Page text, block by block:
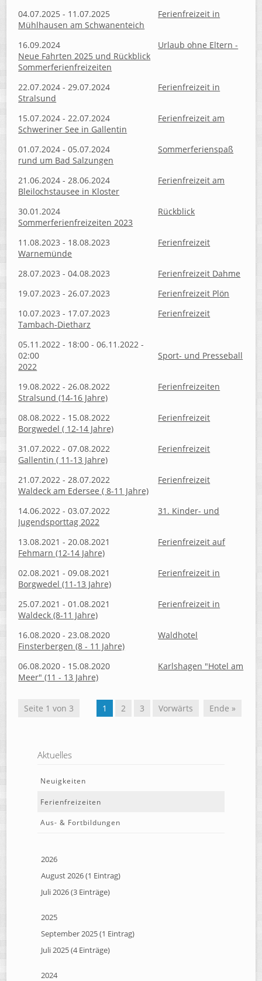
04.07.2025 - 11.07.2025
Ferienfreizeit in
Mühlhausen am Schwanenteich
16.09.2024
Urlaub ohne Eltern -
Neue Fahrten 2025 und Rückblick
Sommerferienfreizeiten
22.07.2024 - 29.07.2024
Ferienfreizeit in
Stralsund
15.07.2024 - 22.07.2024
Ferienfreizeit am
Schweriner See in Gallentin
01.07.2024 - 05.07.2024
Sommerferienspaß
rund um Bad Salzungen
21.06.2024 - 28.06.2024
Ferienfreizeit am
Bleilochstausee in Kloster
30.01.2024
Rückblick
Sommerferienfreizeiten 2023
11.08.2023 - 18.08.2023
Ferienfreizeit
Warnemünde
28.07.2023 - 04.08.2023
Ferienfreizeit Dahme
19.07.2023 - 26.07.2023
Ferienfreizeit Plön
10.07.2023 - 17.07.2023
Ferienfreizeit
Tambach-Dietharz
05.11.2022 - 18:00 - 06.11.2022 -
02:00
Sport- und Presseball
2022
19.08.2022 - 26.08.2022
Ferienfreizeiten
Stralsund (14-16 Jahre)
08.08.2022 - 15.08.2022
Ferienfreizeit
Borgwedel ( 12-14 Jahre)
31.07.2022 - 07.08.2022
Ferienfreizeit
Gallentin ( 11-13 Jahre)
21.07.2022 - 28.07.2022
Ferienfreizeit
Waldeck am Edersee ( 8-11 Jahre)
14.06.2022 - 03.07.2022
31. Kinder- und
Jugendsporttag 2022
13.08.2021 - 20.08.2021
Ferienfreizeit auf
Fehmarn (12-14 Jahre)
02.08.2021 - 09.08.2021
Ferienfreizeit in
Borgwedel (11-13 Jahre)
25.07.2021 - 01.08.2021
Ferienfreizeit in
Waldeck (8-11 Jahre)
16.08.2020 - 23.08.2020
Waldhotel
Finsterbergen (8 - 11 Jahre)
06.08.2020 - 15.08.2020
Karlshagen "Hotel am
Meer" (11 - 13 Jahre)
Seite 1 von 3 1 2 3 Vorwärts Ende »
Aktuelles
Neuigkeiten
Ferienfreizeiten
Aus- & Fortbildungen
2026
August 2026 (1 Eintrag)
Juli 2026 (3 Einträge)
2025
September 2025 (1 Eintrag)
Juli 2025 (4 Einträge)
2024